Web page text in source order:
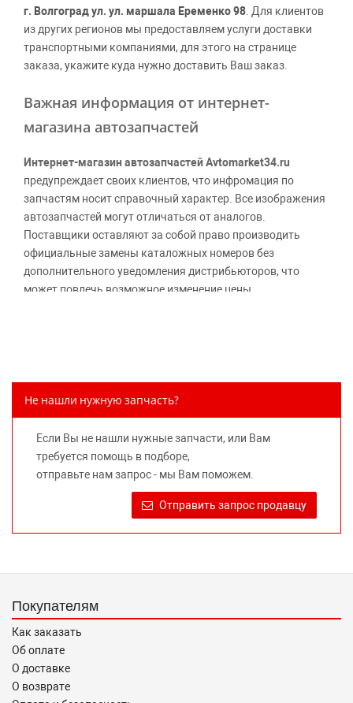
г. Волгоград ул. ул. маршала Еременко 98 . Для клиентов
из других регионов мы предоставляем услуги доставки
транспортными компаниями, для этого на странице
заказа, укажите куда нужно доставить Ваш заказ.
Важная информация от интернет-
магазина автозапчастей
Интернет-магазин автозапчастей Avtomarket34.ru
предупреждает своих клиентов, что инфромация по
запчастям носит справочный характер. Все изображения
автозапчастей могут отличаться от аналогов.
Поставщики оставляют за собой право производить
официальные замены каталожных номеров без
дополнительного уведомления дистрибьюторов, что
может повлечь возможное изменение цены.
не вводит потребителя в заблуждение относительно
автомобилей и их производителей, не нарушает права
правообладателей указанных товарных знаков.
Требование предоставлять покупателю необходимую и
достоверную информацию о товаре, предлагаемом к
продаже, обеспечивающую возможность их правильного
выбора возложено на продавца (изготовителя) Законом
Не нашли нужную запчасть?
Если Вы не нашли нужные запчасти, или Вам
требуется помощь в подборе,
отправьте нам запрос - мы Вам поможем.
Отправить запрос продавцу
Покупателям
Как заказать
Об оплате
О доставке
О возврате